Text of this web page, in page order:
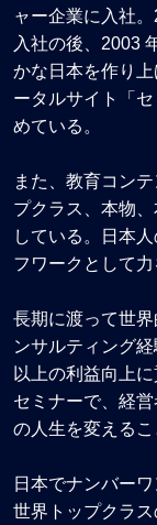
ャー企業に入社
入社の後、2003
かな日本を作り
ータルサイト「
めている。
また、教育コン
プクラス、本物
している。日本
フワークとして力
長期に渡って世
ンサルティング
以上の利益向上に
セミナーで、経
の人生を変えるこ
日本でナンバー
世界トップクラ